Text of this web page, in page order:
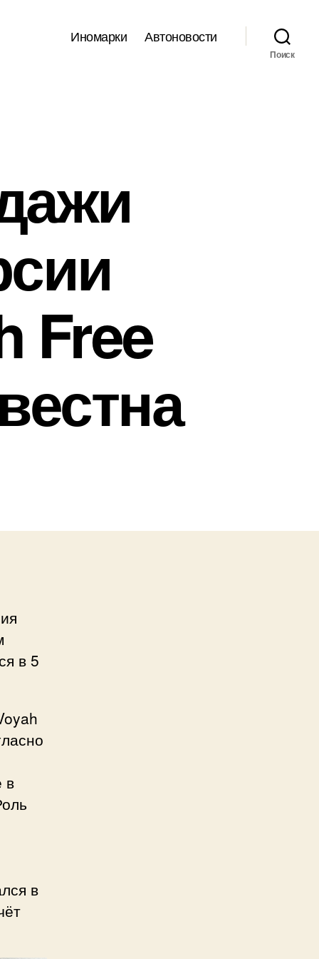
Иномарки Автоновости
Поиск
Free
в 5
в
в